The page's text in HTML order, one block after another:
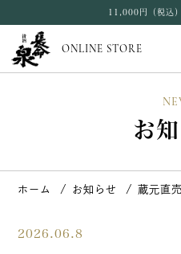
11,000円（税込
ONLINE STORE
お
ホーム お知らせ 蔵元直
2026.06.8